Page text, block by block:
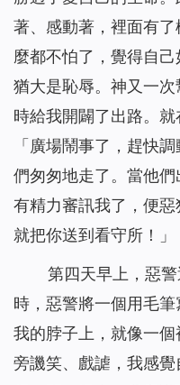
著、感動著，裡面有
麼都不怕了，覺得自
猶大是恥辱。神又一
時給我開闢了出路。就
「廣場鬧事了，趕快
們匆匆地走了。當他
有精力審訊我了，便
就把你送到看守所！」
第四天早上，惡
時，惡警將一個用毛
我的脖子上，就像一
旁譏笑、戲謔，我感